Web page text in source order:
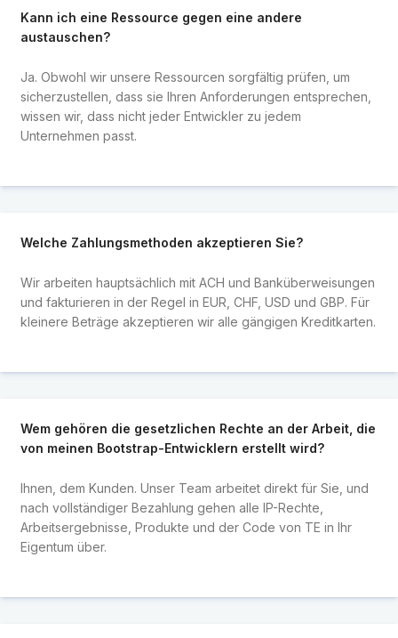
Kann ich eine Ressource gegen eine andere
austauschen?
Ja. Obwohl wir unsere Ressourcen sorgfältig prüfen, um
sicherzustellen, dass sie Ihren Anforderungen entsprechen,
wissen wir, dass nicht jeder Entwickler zu jedem
Unternehmen passt.
Welche Zahlungsmethoden akzeptieren Sie?
Wir arbeiten hauptsächlich mit ACH und Banküberweisungen
und fakturieren in der Regel in EUR, CHF, USD und GBP. Für
kleinere Beträge akzeptieren wir alle gängigen Kreditkarten.
Wem gehören die gesetzlichen Rechte an der Arbeit, die
von meinen Bootstrap-Entwicklern erstellt wird?
Ihnen, dem Kunden. Unser Team arbeitet direkt für Sie, und
nach vollständiger Bezahlung gehen alle IP-Rechte,
Arbeitsergebnisse, Produkte und der Code von TE in Ihr
Eigentum über.